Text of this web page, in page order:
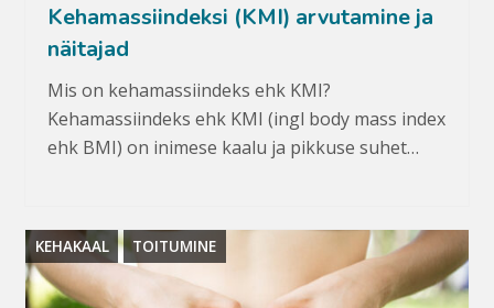
Kehamassiindeksi (KMI) arvutamine ja
näitajad
Mis on kehamassiindeks ehk KMI?
Kehamassiindeks ehk KMI (ingl body mass index
ehk BMI) on inimese kaalu ja pikkuse suhet…
KEHAKAAL TOITUMINE